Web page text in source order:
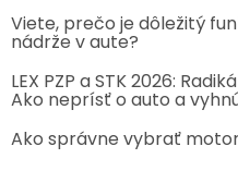
Viete, prečo je dôležitý
nádrže v aute?
LEX PZP a STK 2026:
Ako neprísť o auto a
Ako správne vybrať